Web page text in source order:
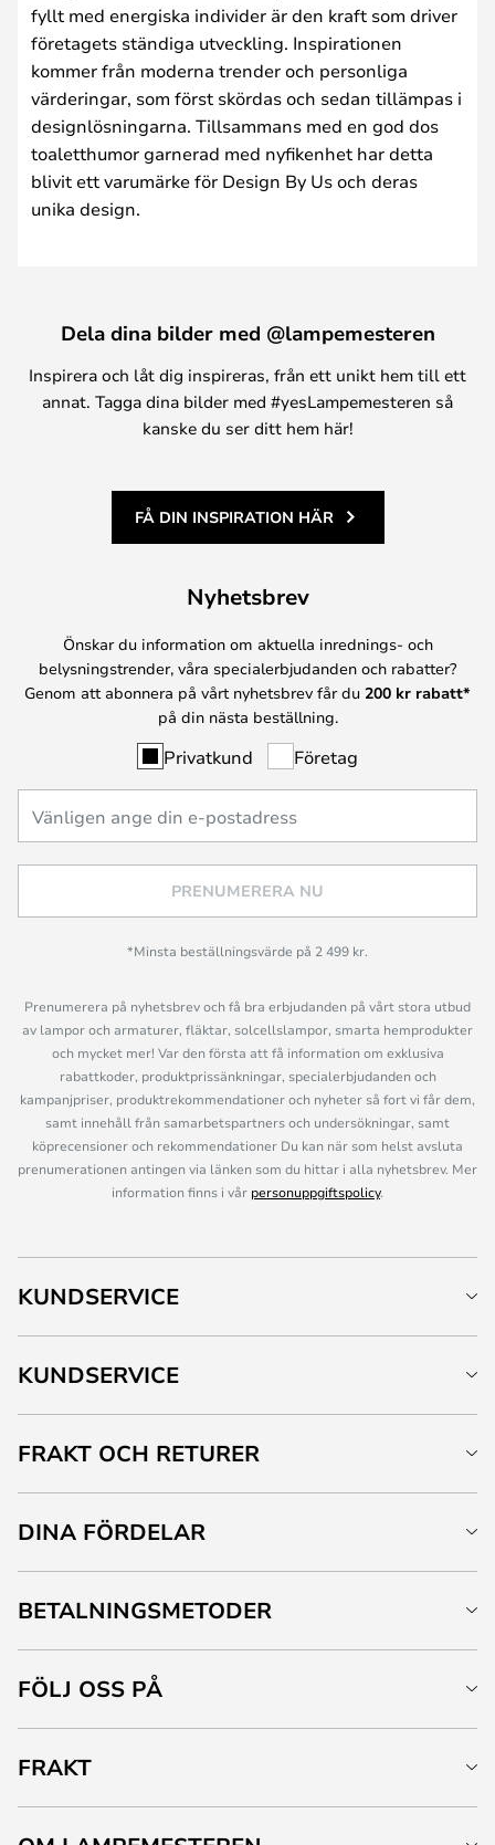
fyllt med energiska individer är den kraft som driver
företagets ständiga utveckling. Inspirationen
kommer från moderna trender och personliga
värderingar, som först skördas och sedan tillämpas i
designlösningarna. Tillsammans med en god dos
toaletthumor garnerad med nyfikenhet har detta
blivit ett varumärke för Design By Us och deras
unika design.
Dela dina bilder med @lampemesteren
Inspirera och låt dig inspireras, från ett unikt hem till ett
annat. Tagga dina bilder med #yesLampemesteren så
kanske du ser ditt hem här!
FÅ DIN INSPIRATION HÄR
Nyhetsbrev
Önskar du information om aktuella inrednings- och
belysningstrender, våra specialerbjudanden och rabatter?
Genom att abonnera på vårt nyhetsbrev får du 200 kr rabatt*
på din nästa beställning.
Privatkund Företag
PRENUMERERA NU
*Minsta beställningsvärde på 2 499 kr.
Prenumerera på nyhetsbrev och få bra erbjudanden på vårt stora utbud
av lampor och armaturer, fläktar, solcellslampor, smarta hemprodukter
och mycket mer! Var den första att få information om exklusiva
rabattkoder, produktprissänkningar, specialerbjudanden och
kampanjpriser, produktrekommendationer och nyheter så fort vi får dem,
samt innehåll från samarbetspartners och undersökningar, samt
köprecensioner och rekommendationer Du kan när som helst avsluta
prenumerationen antingen via länken som du hittar i alla nyhetsbrev. Mer
information finns i vår personuppgiftspolicy.
KUNDSERVICE
KUNDSERVICE
FRAKT OCH RETURER
DINA FÖRDELAR
BETALNINGSMETODER
FÖLJ OSS PÅ
FRAKT